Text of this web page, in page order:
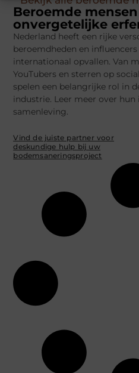
Beroemde
onvergetelijke
Nederland heeft een rijke
beroemdheden en
internationaal opvallen. Van
YouTubers en sterren op
spelen een belangrijke rol in
industrie. Leer meer over
samenleving.
Vind de juiste partner voor
deskundige hulp bij uw
bodemsaneringsproject